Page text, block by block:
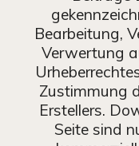
Bearbeitung,
Verwertung
Zustimmung
Erstellers.
Seite sind